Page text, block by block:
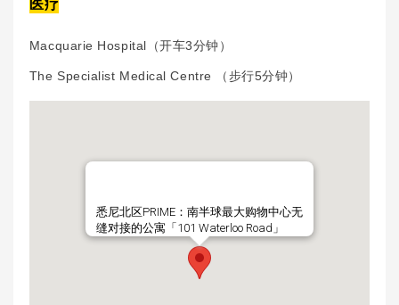
Macquarie Hospital（开车3分钟）
The Specialist Medical Centre （步行5分钟）
悉尼北区PRIME：南半球最大购物中心无
缝对接的公寓「101 Waterloo Road」